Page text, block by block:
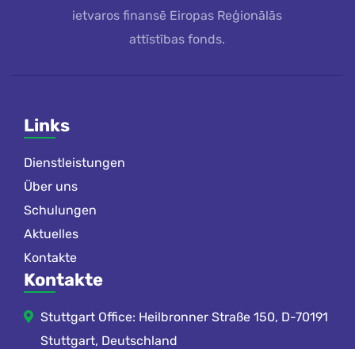
ietvaros finansē Eiropas Reģionālās
attīstības fonds.
Links
Dienstleistungen
Über uns
Schulungen
Aktuelles
Kontakte
Kontakte
Stuttgart Office: Heilbronner Straße 150, D-70191
Stuttgart, Deutschland